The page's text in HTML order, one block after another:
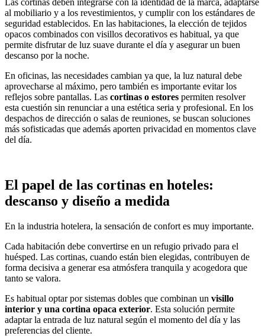
al mobiliario y a los revestimientos, y cumplir con los estándares de
seguridad establecidos. En las habitaciones, la elección de tejidos
opacos combinados con visillos decorativos es habitual, ya que
permite disfrutar de luz suave durante el día y asegurar un buen
descanso por la noche.
En oficinas, las necesidades cambian ya que, la luz natural debe
aprovecharse al máximo, pero también es importante evitar los
reflejos sobre pantallas. Las cortinas o estores permiten resolver
esta cuestión sin renunciar a una estética seria y profesional. En los
despachos de dirección o salas de reuniones, se buscan soluciones
más sofisticadas que además aporten privacidad en momentos clave
del día.
El papel de las cortinas en hoteles:
descanso y diseño a medida
En la industria hotelera, la sensación de confort es muy importante.
Cada habitación debe convertirse en un refugio privado para el
huésped. Las cortinas, cuando están bien elegidas, contribuyen de
forma decisiva a generar esa atmósfera tranquila y acogedora que
tanto se valora.
Es habitual optar por sistemas dobles que combinan un visillo
interior y una cortina opaca exterior. Esta solución permite
adaptar la entrada de luz natural según el momento del día y las
preferencias del cliente.